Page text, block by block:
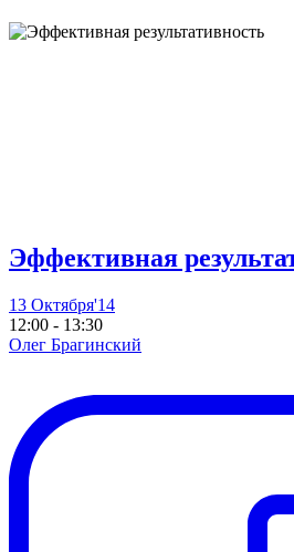
Эффективная
13 Октября'14
12:00 - 13:30
Олег Брагинский